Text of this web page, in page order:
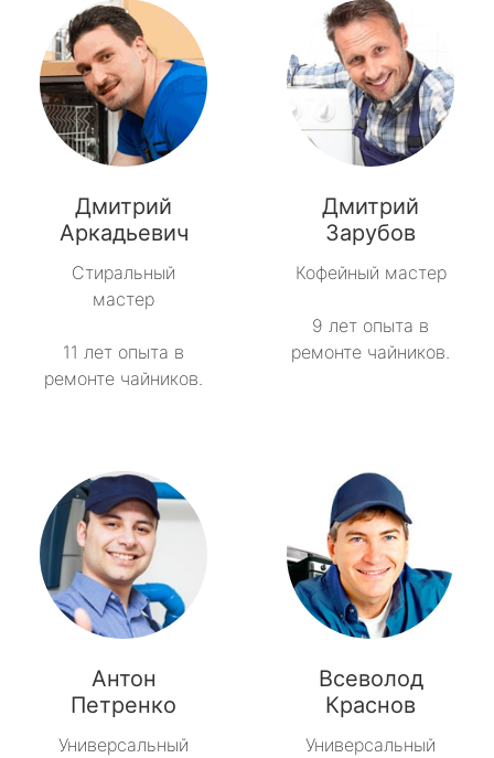
Дмитрий
Аркадьевич
Стиральный
мастер
11 лет опыта в
ремонте чайников.
Дмитрий
Зарубов
Кофейный мастер
9 лет опыта в
ремонте чайников.
Антон
Петренко
Универсальный
Всеволод
Краснов
Универсальный